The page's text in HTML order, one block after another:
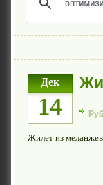
Дек
14
Жилет из